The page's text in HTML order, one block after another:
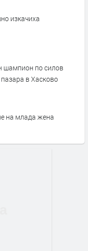
шампион по силов
в Хасково
на млада жена